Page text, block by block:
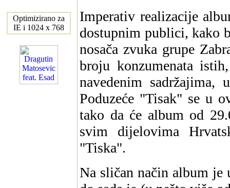
Optimizirano za
IE i 1024 x 768
Imperativ realizacije
dostupnim publici, kako
nosača zvuka grupe
broju konzumenata
navedenim
Poduzeće "Tisak" se u
tako da će album od
svim dijelovima
"Tiska".
Na sličan način album